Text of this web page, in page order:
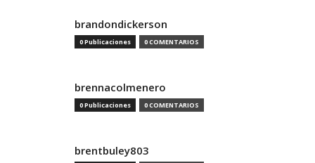
brandondickerson
0 Publicaciones 0 COMENTARIOS
brennacolmenero
0 Publicaciones 0 COMENTARIOS
brentbuley803